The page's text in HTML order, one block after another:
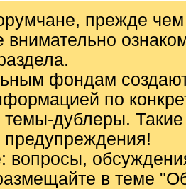
прежде чем
внимательно
фондам
по
темы-дублеры.
предупреждения!
вопросы,
в теме